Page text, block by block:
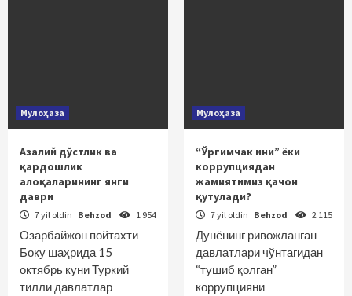
Мулоҳаза
Азалий дўстлик ва
қардошлик
алоқаларининг янги
даври
7 yil oldin Behzod 1 954
Озарбайжон пойтахти
Боку шаҳрида 15
октябрь куни Туркий
тилли давлатлар
Мулоҳаза
“Ўргимчак ини” ёки
коррупциядан
жамиятимиз қачон
қутулади?
7 yil oldin Behzod 2 115
Дунёнинг ривожланган
давлатлари чўнтагидан
“тушиб қолган”
коррупцияни